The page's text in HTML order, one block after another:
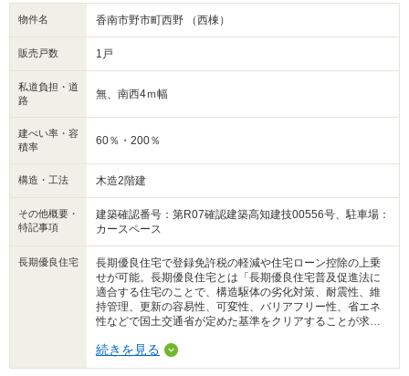
物件名 香南市野市町西野 （西棟）
販売戸数 1戸
私道負担・道
路
無、南西4ｍ幅
建ぺい率・容
積率
60％・200％
構造・工法 木造2階建
その他概要・
特記事項
建築確認番号：第R07確認建築高知建技00556号、駐車場：
カースペース
長期優良住宅
長期優良住宅で登録免許税の軽減や住宅ローン控除の上乗
せが可能。長期優良住宅とは「長期優良住宅普及促進法に
適合する住宅のことで、構造駆体の劣化対策、耐震性、維
持管理、更新の容易性、可変性、バリアフリー性、省エネ
性などで国土交通省が定めた基準をクリアすることが求め
続きを見る